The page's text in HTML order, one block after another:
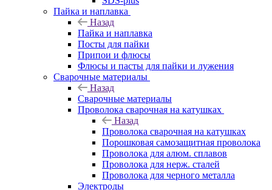
Пайка и наплавка
Назад
Пайка и наплавка
Посты для пайки
Припои и флюсы
Флюсы и пасты для пайки и лужения
Сварочные материалы
Назад
Сварочные материалы
Проволока сварочная на катушках
Назад
Проволока сварочная на катушках
Порошковая самозащитная проволока
Проволока для алюм. сплавов
Проволока для нерж. сталей
Проволока для черного металла
Электроды